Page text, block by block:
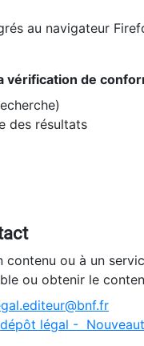
au navigateur
vérification de
des résultats
contenu ou à un
ou obtenir le
légal -